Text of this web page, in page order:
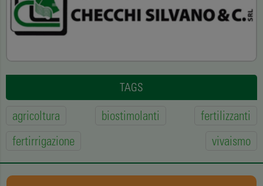
TAGS
agricoltura biostimolanti
fertilizzanti
fertirrigazione
vivaismo